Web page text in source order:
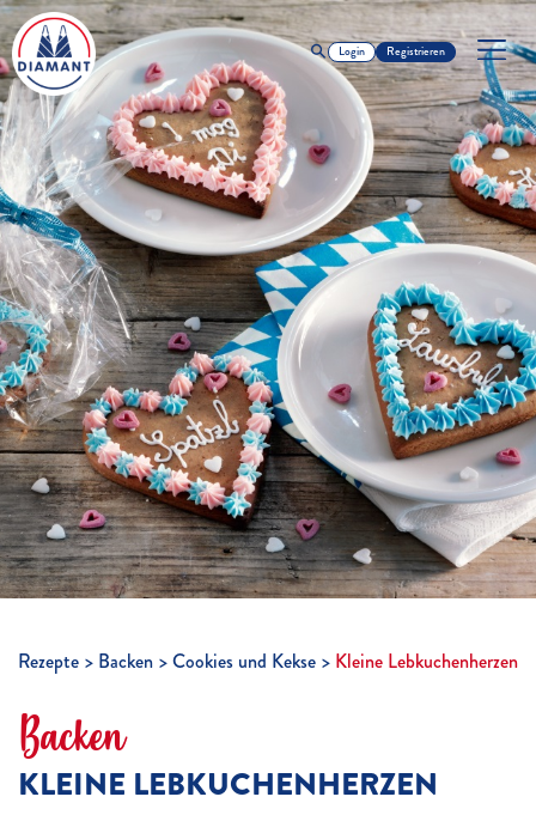
Login Registrieren
Rezepte Backen Cookies und Kekse Kleine Lebkuchenherzen
Backen
KLEINE LEBKUCHENHERZEN